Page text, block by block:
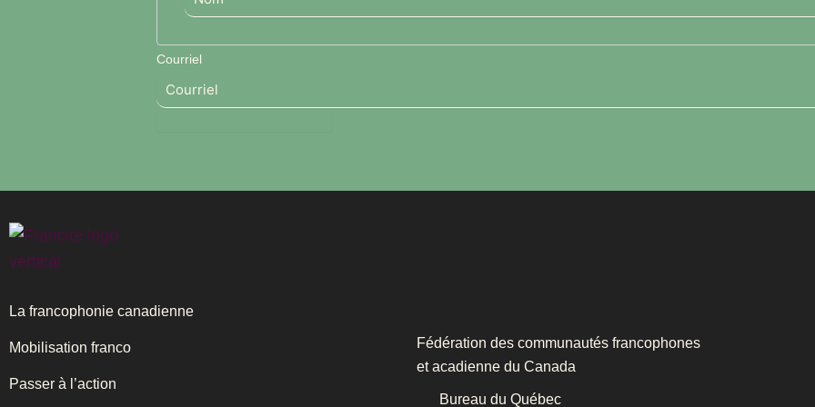
Courriel
La francophonie canadienne
Mobilisation franco
Passer à l’action
Fédération des communautés francophones
et acadienne du Canada
Bureau du Québec